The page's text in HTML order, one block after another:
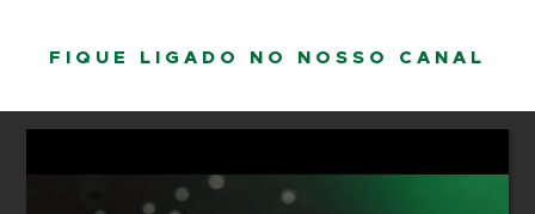
FIQUE LIGADO NO NOSSO CANAL